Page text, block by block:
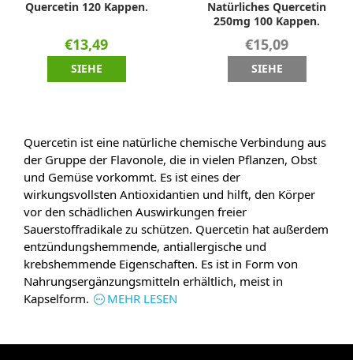
Quercetin 120 Kappen.
€13,49
SIEHE
Natürliches Quercetin
250mg 100 Kappen.
€15,09
SIEHE
Quercetin ist eine natürliche chemische Verbindung aus
der Gruppe der Flavonole, die in vielen Pflanzen, Obst
und Gemüse vorkommt. Es ist eines der
wirkungsvollsten Antioxidantien und hilft, den Körper
vor den schädlichen Auswirkungen freier
Sauerstoffradikale zu schützen. Quercetin hat außerdem
entzündungshemmende, antiallergische und
krebshemmende Eigenschaften. Es ist in Form von
Nahrungsergänzungsmitteln erhältlich, meist in
Kapselform.
MEHR LESEN